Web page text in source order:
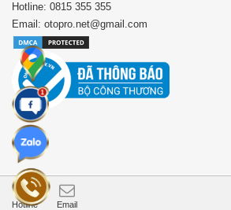
Hotline Email
Hotline: 0815 355 355
Email: otopro.net@gmail.com